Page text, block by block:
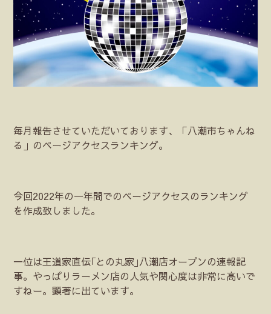
毎月報告させていただいております、「八潮市ちゃんね
る」のページアクセスランキング。
今回2022年の一年間でのページアクセスのランキング
を作成致しました。
一位は王道家直伝｢との丸家｣八潮店オープンの速報記
事。やっぱりラーメン店の人気や関心度は非常に高いで
すねー。顕著に出ています。